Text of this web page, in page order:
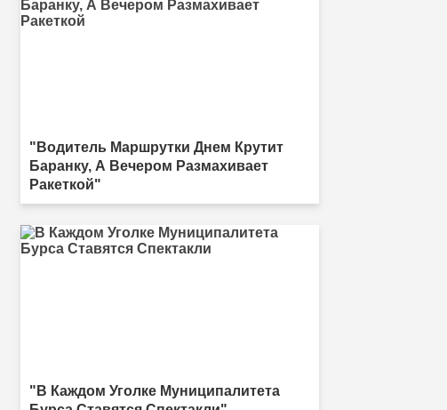
"Водитель Маршрутки Днем Крутит
Баранку, А Вечером Размахивает
Ракеткой"
"В Каждом Уголке Муниципалитета